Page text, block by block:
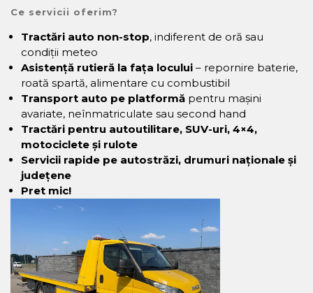
Ce servicii oferim?
Tractări auto non-stop, indiferent de oră sau
condiții meteo
Asistență rutieră la fața locului – repornire baterie,
roată spartă, alimentare cu combustibil
Transport auto pe platformă pentru mașini
avariate, neînmatriculate sau second hand
Tractări pentru autoutilitare, SUV-uri, 4×4,
motociclete și rulote
Servicii rapide pe autostrăzi, drumuri naționale și
județene
Pret mic!